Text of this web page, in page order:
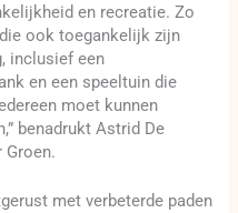
en recreatie. Zo
ook toegankelijk zijn
inclusief een
en een speeltuin die
moet kunnen
benadrukt Astrid De
Groen.
met verbeterde paden